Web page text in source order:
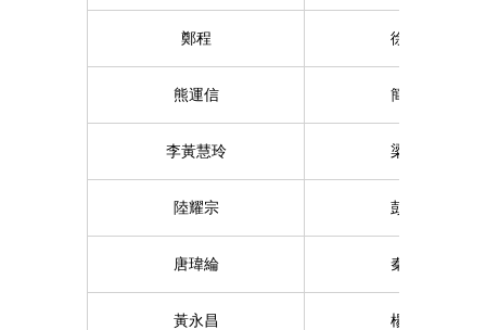
鄭程 徐凱怡
熊運信 簡家驄
李黃慧玲 梁毅翔
陸耀宗 彭韻僖
唐瑋綸 秦覺忠
黃永昌 楊慕嫦